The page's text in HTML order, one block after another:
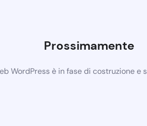
Prossimamente
WordPress è in fase di costruzione e